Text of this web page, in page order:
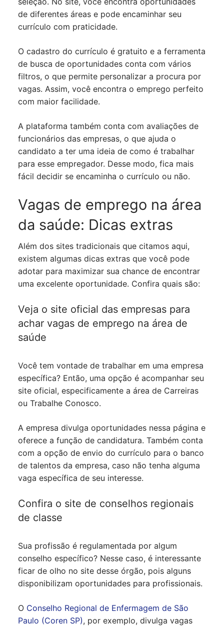
de diferentes áreas e pode encaminhar seu
currículo com praticidade.
O cadastro do currículo é gratuito e a ferramenta
de busca de oportunidades conta com vários
filtros, o que permite personalizar a procura por
vagas. Assim, você encontra o emprego perfeito
com maior facilidade.
A plataforma também conta com avaliações de
funcionários das empresas, o que ajuda o
candidato a ter uma ideia de como é trabalhar
para esse empregador. Desse modo, fica mais
fácil decidir se encaminha o currículo ou não.
Vagas de emprego na área
da saúde: Dicas extras
Além dos sites tradicionais que citamos aqui,
existem algumas dicas extras que você pode
adotar para maximizar sua chance de encontrar
uma excelente oportunidade. Confira quais são:
Veja o site oficial das empresas para
achar vagas de emprego na área de
saúde
Você tem vontade de trabalhar em uma empresa
específica? Então, uma opção é acompanhar seu
site oficial, especificamente a área de Carreiras
ou Trabalhe Conosco.
A empresa divulga oportunidades nessa página e
oferece a função de candidatura. Também conta
com a opção de envio do currículo para o banco
de talentos da empresa, caso não tenha alguma
vaga específica de seu interesse.
Confira o site de conselhos regionais
de classe
Sua profissão é regulamentada por algum
conselho específico? Nesse caso, é interessante
ficar de olho no site desse órgão, pois alguns
disponibilizam oportunidades para profissionais.
O Conselho Regional de Enfermagem de São
Paulo (Coren SP), por exemplo, divulga vagas